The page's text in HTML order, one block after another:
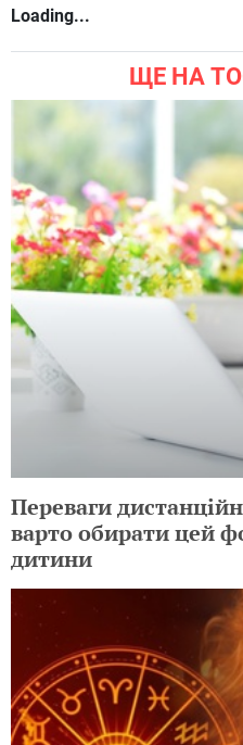
Loading...
ЩЕ НА
Переваги
варто обирати цей
дитини